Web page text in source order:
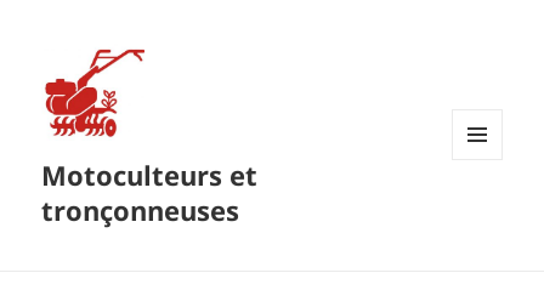
Motoculteurs et
tronçonneuses